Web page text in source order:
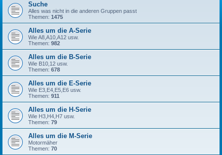
Suche
Alles was nicht in die anderen Gruppen passt
Themen: 1475
Alles um die A-Serie
Wie A8,A10,A12 usw.
Themen: 982
Alles um die B-Serie
Wie B10,12 usw.
Themen: 678
Alles um die E-Serie
Wie E3,E4,E5,E6 usw.
Themen: 911
Alles um die H-Serie
Wie H3,H4,H7 usw.
Themen: 79
Alles um die M-Serie
Motormäher
Themen: 70